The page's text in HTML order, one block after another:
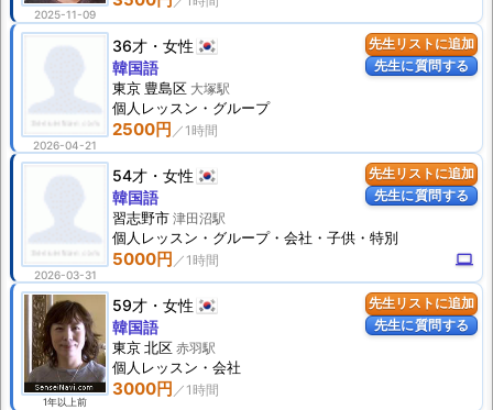
2025-11-09
先生リストに追加
先生に質問する
2026-04-21
36才 女性
2500円
韓国語
東京 豊島区 大塚駅
個人 レッスン ・グループ
先生リストに追加
先生に質問する
2026-03-31
54才 女性
5000円 computer
韓国語
習志野市 津田沼駅
個人 レッスン ・グループ・会社・子供・特別
先生リストに追加
先生に質問する
1年以上前
59才 女性
3000円
韓国語
東京 北区 赤羽駅
個人 レッスン ・会社